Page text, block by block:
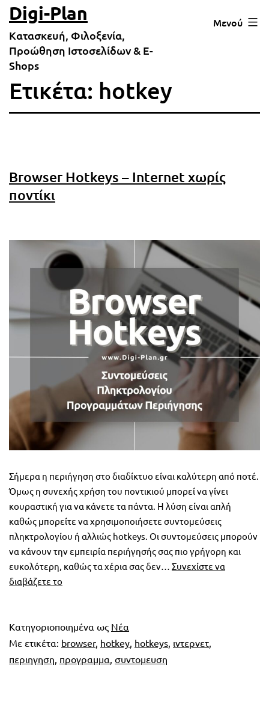
Μετάβαση
σε
περιεχόμενο
Digi-Plan
Κατασκευή, Φιλοξενία,
Προώθηση Ιστοσελίδων & E-
Shops
Μενού
Ετικέτα: hotkey
Browser Hotkeys – Internet χωρίς
ποντίκι
Σήμερα η περιήγηση στο διαδίκτυο είναι καλύτερη από ποτέ.
Όμως η συνεχής χρήση του ποντικιού μπορεί να γίνει
κουραστική για να κάνετε τα πάντα. Η λύση είναι απλή
καθώς μπορείτε να χρησιμοποιήσετε συντομεύσεις
πληκτρολογίου ή αλλιώς hotkeys. Οι συντομεύσεις μπορούν
να κάνουν την εμπειρία περιήγησής σας πιο γρήγορη και
ευκολότερη, καθώς τα χέρια σας δεν… Συνεχίστε να
διαβάζετε το
Internet
χωρίς
ποντίκι
Κατηγοριοποιημένα ως Νέα
Με ετικέτα: browser, hotkey, hotkeys, ιντερνετ,
περιηγηση, προγραμμα, συντομευση